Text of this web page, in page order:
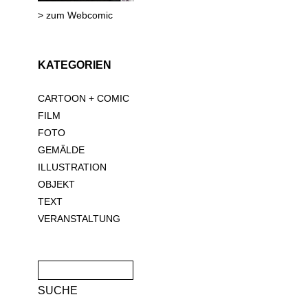
> zum Webcomic
KATEGORIEN
CARTOON + COMIC
FILM
FOTO
GEMÄLDE
ILLUSTRATION
OBJEKT
TEXT
VERANSTALTUNG
nach: